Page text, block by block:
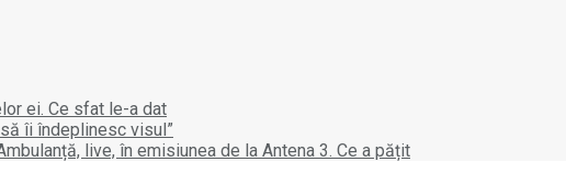
ei. Ce sfat le-a dat
îi îndeplinesc visul”
live, în emisiunea de la Antena 3. Ce a pățit